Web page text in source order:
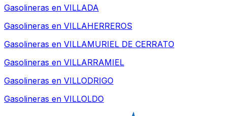
Gasolineras en VILLADA
Gasolineras en VILLAHERREROS
Gasolineras en VILLAMURIEL DE CERRATO
Gasolineras en VILLARRAMIEL
Gasolineras en VILLODRIGO
Gasolineras en VILLOLDO